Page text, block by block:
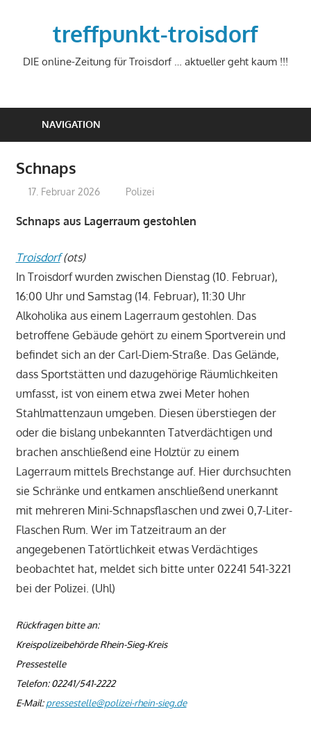
treffpunkt-troisdorf
DIE online-Zeitung für Troisdorf … aktueller geht kaum !!!
NAVIGATION
Schnaps
17. Februar 2026 treffpunkt
Polizei
Schnaps aus Lagerraum gestohlen
Troisdorf(ots)
In Troisdorf wurden zwischen Dienstag (10. Februar),
16:00 Uhr und Samstag (14. Februar), 11:30 Uhr
Alkoholika aus einem Lagerraum gestohlen. Das
betroffene Gebäude gehört zu einem Sportverein und
befindet sich an der Carl-Diem-Straße. Das Gelände,
dass Sportstätten und dazugehörige Räumlichkeiten
umfasst, ist von einem etwa zwei Meter hohen
Stahlmattenzaun umgeben. Diesen überstiegen der
oder die bislang unbekannten Tatverdächtigen und
brachen anschließend eine Holztür zu einem
Lagerraum mittels Brechstange auf. Hier durchsuchten
sie Schränke und entkamen anschließend unerkannt
mit mehreren Mini-Schnapsflaschen und zwei 0,7-Liter-
Flaschen Rum. Wer im Tatzeitraum an der
angegebenen Tatörtlichkeit etwas Verdächtiges
beobachtet hat, meldet sich bitte unter 02241 541-3221
bei der Polizei. (Uhl)
Rückfragen bitte an:
Kreispolizeibehörde Rhein-Sieg-Kreis
Pressestelle
Telefon: 02241/541-2222
E-Mail:pressestelle@polizei-rhein-sieg.de